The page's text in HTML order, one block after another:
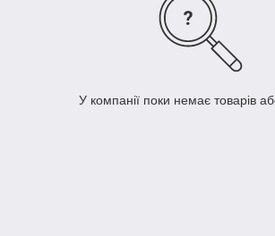
У компанії поки немає товарів